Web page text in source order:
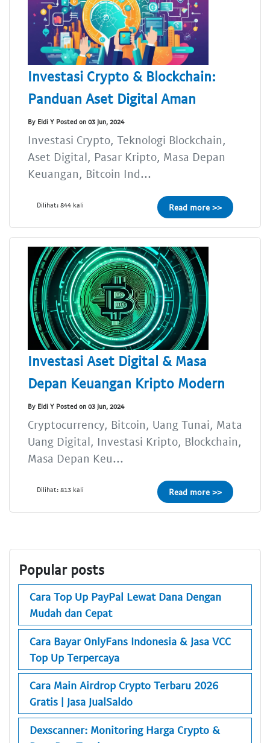
Investasi Crypto & Blockchain:
Panduan Aset Digital Aman
By Eldi Y Posted on 03 Jun, 2024
Investasi Crypto, Teknologi Blockchain,
Aset Digital, Pasar Kripto, Masa Depan
Keuangan, Bitcoin Ind...
Dilihat: 844 kali Read more >>
Investasi Aset Digital & Masa
Depan Keuangan Kripto Modern
By Eldi Y Posted on 03 Jun, 2024
Cryptocurrency, Bitcoin, Uang Tunai, Mata
Uang Digital, Investasi Kripto, Blockchain,
Masa Depan Keu...
Dilihat: 813 kali Read more >>
Popular posts
Cara Top Up PayPal Lewat Dana Dengan
Mudah dan Cepat
Cara Bayar OnlyFans Indonesia & Jasa VCC
Top Up Terpercaya
Cara Main Airdrop Crypto Terbaru 2026
Gratis | Jasa JualSaldo
Dexscanner: Monitoring Harga Crypto &